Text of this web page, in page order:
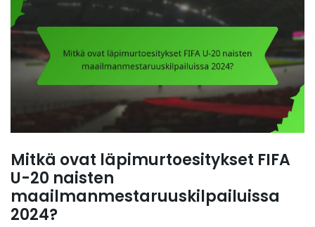
Mitkä ovat läpimurtoesitykset FIFA
U-20 naisten
maailmanmestaruuskilpailuissa
2024?